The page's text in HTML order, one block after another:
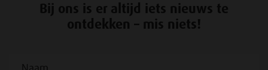
Bij ons is er altijd iets nieuws te
ontdekken – mis niets!